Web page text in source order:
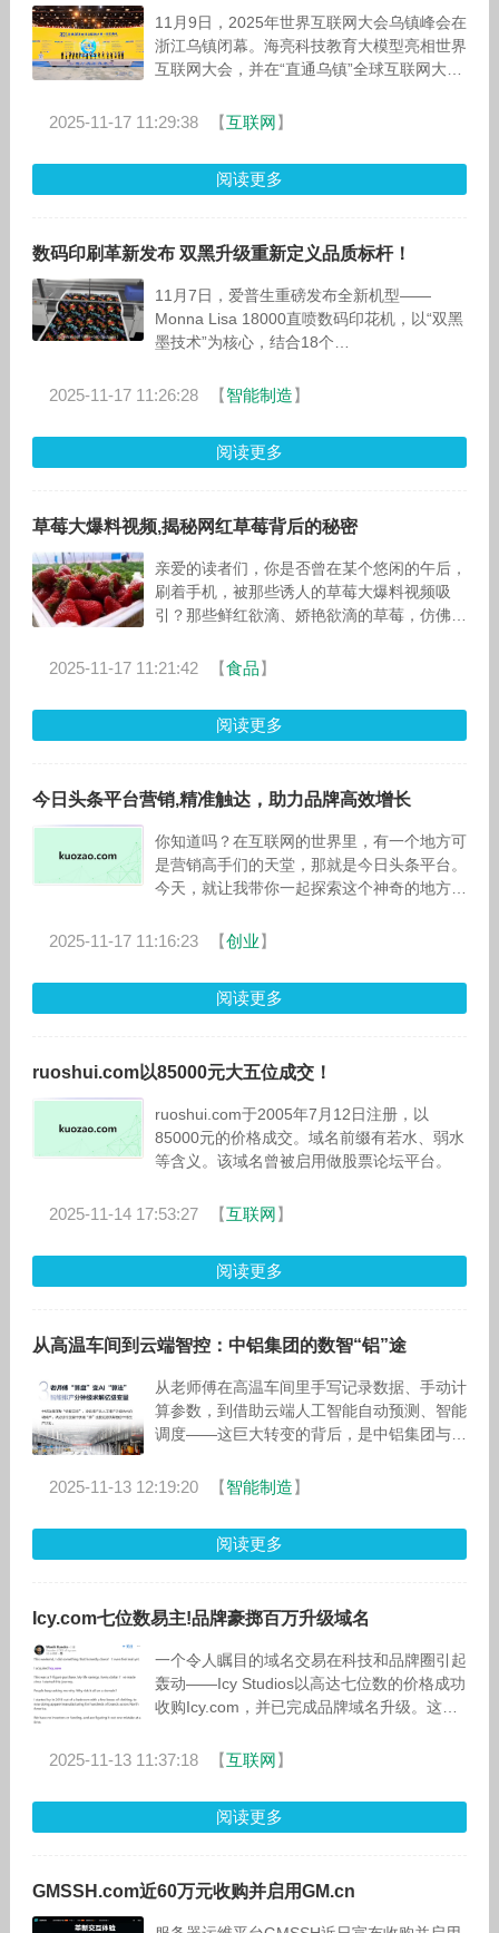
11月9日，2025年世界互联网大会乌镇峰会在
浙江乌镇闭幕。海亮科技教育大模型亮相世界
互联网大会，并在“直通乌镇”全球互联网大赛
2025-11-17 11:29:38 【互联网】
阅读更多
数码印刷革新发布 双黑升级重新定义品质标杆！
11月7日，爱普生重磅发布全新机型——
Monna Lisa 18000直喷数码印花机，以“双黑
墨技术”为核心，结合18个
2025-11-17 11:26:28 【智能制造】
阅读更多
草莓大爆料视频,揭秘网红草莓背后的秘密
亲爱的读者们，你是否曾在某个悠闲的午后，
刷着手机，被那些诱人的草莓大爆料视频吸
引？那些鲜红欲滴、娇艳欲滴的草莓，仿佛在
就让我带你走进草莓的世界，揭开这些网
2025-11-17 11:21:42 【食品】
阅读更多
今日头条平台营销,精准触达，助力品牌高效增长
你知道吗？在互联网的世界里，有一个地方可
是营销高手们的天堂，那就是今日头条平台。
今天，就让我带你一起探索这个神奇的地方，
的舞台的！ 想象你正在
2025-11-17 11:16:23 【创业】
阅读更多
ruoshui.com以85000元大五位成交！
ruoshui.com于2005年7月12日注册，以
85000元的价格成交。域名前缀有若水、弱水
等含义。该域名曾被启用做股票论坛平台。
2025-11-14 17:53:27 【互联网】
阅读更多
从高温车间到云端智控：中铝集团的数智“铝”途
从老师傅在高温车间里手写记录数据、手动计
算参数，到借助云端人工智能自动预测、智能
调度——这巨大转变的背后，是中铝集团与华
革。2024年底双方联合发布的坤安
2025-11-13 12:19:20 【智能制造】
阅读更多
Icy.com七位数易主!品牌豪掷百万升级域名
一个令人瞩目的域名交易在科技和品牌圈引起
轰动——Icy Studios以高达七位数的价格成功
收购Icy.com，并已完成品牌域名升级。这一
2025-11-13 11:37:18 【互联网】
阅读更多
GMSSH.com近60万元收购并启用GM.cn